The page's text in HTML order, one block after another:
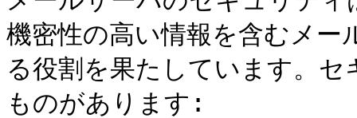
機密性の高い情報を含むメー
る役割を果たしています。
ものがあります: